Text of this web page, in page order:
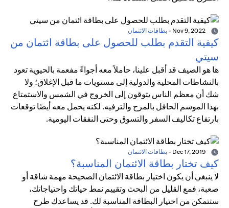
- بطاقات الائتمان
كيفية التقدم بطلب للحصول على بطاقة ائتمان من
سيتي
ها هو الصيف قد أقبل علينا، حاملاً معه أجواءً مفعمة بالحيوية تعود
بالنشاطات المحلية والدولية إلى مستويات ما قبل الإغلاق؛ ولا
شك أن معظم الناس يتوقون إلى الخروج في الشمس والاستمتاع
بهذا الموسم الحافل بالمرح والترفيه. لكنه يحمل معه أيضًا توقعات
بارتفاع تكاليف السفر والتسوق وحتى النفقات اليومية.
- بطاقات الائتمان
كيف تختار بطاقة الائتمان المناسبة؟
لا ينبغي أن يكون اختيار بطاقة الائتمان الصحيحة مهمة شاقة أو
صعبة، فمع القليل من البحث وتقييم نمط حياتك واحتياجاتك،
ستتمكن من اختيار البطاقة المناسبة لك. قد يساعدك طرح